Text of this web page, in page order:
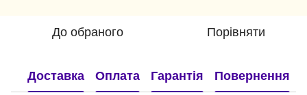
До обраного Порівняти
Доставка Оплата Гарантія Повернення